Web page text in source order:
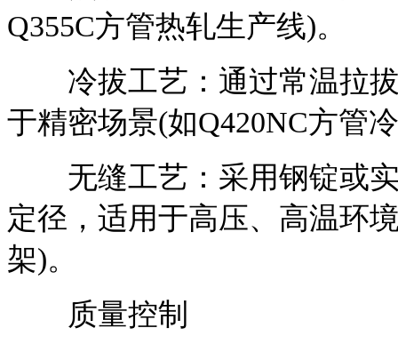
Q355C方管热轧生产线)。
冷拔工艺：通过常温拉拔
于精密场景(如Q420NC方管
无缝工艺：采用钢锭或实
定径，适用于高压、高温环
架)。
质量控制